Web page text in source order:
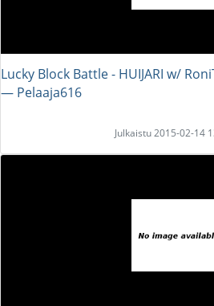
Lucky Block Battle - HUIJARI w/
― Pelaaja616
Julkaistu 2015-02-14